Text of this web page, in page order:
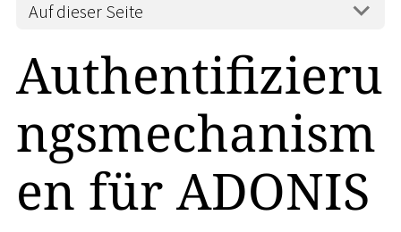
Auf dieser Seite
Authentifizieru
ngsmechanism
en für ADONIS